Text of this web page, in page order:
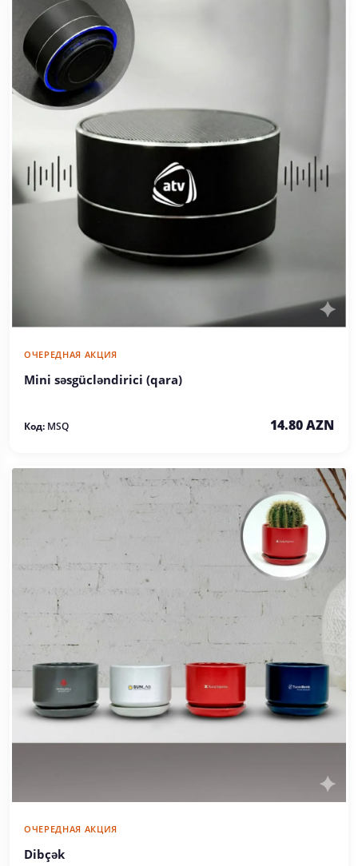
ОЧЕРЕДНАЯ АКЦИЯ
Mini səsgücləndirici (qara)
Код: MSQ 14.80 AZN
ОЧЕРЕДНАЯ АКЦИЯ
Dibçək